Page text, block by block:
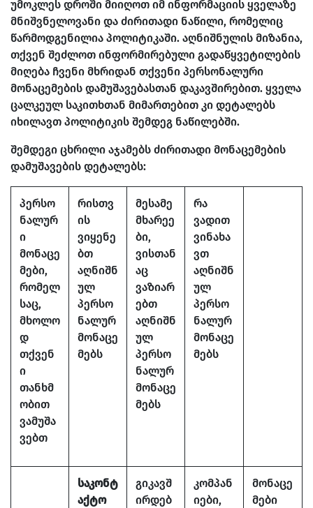
უმოკლეს დროში მიიღოთ იმ ინფორმაციის ყველაზე
მნიშვნელოვანი და ძირითადი ნაწილი, რომელიც
წარმოდგენილია პოლიტიკაში. აღნიშნულის მიზანია,
თქვენ შეძლოთ ინფორმირებული გადაწყვეტილების
მიღება ჩვენი მხრიდან თქვენი პერსონალური
მონაცემების დამუშავებასთან დაკავშირებით. ყველა
ცალკეულ საკითხთან მიმართებით კი დეტალებს
იხილავთ პოლიტიკის შემდეგ ნაწილებში.
შემდეგი ცხრილი აჯამებს ძირითადი მონაცემების
დამუშავების დეტალებს:
პერსო
ნალურ
ი
მონაცე
მები,
რომელ
საც,
მხოლო
დ
თქვენ
ი
თანხმ
ობით
ვამუშა
ვებთ
რისთვ
ის
ვიყენე
ბთ
აღნიშნ
ულ
პერსო
ნალურ
მონაცე
მებს
მესამე
მხარეე
ბი,
ვისთან
აც
ვაზიარ
ებთ
აღნიშნ
ულ
პერსო
ნალურ
მონაცე
მებს
რა
ვადით
ვინახა
ვთ
აღნიშნ
ულ
პერსო
ნალურ
მონაცე
მებს
საკონტ
აქტო
გიკავშ
ირდებ
კომპან
იები,
მონაცე
მები